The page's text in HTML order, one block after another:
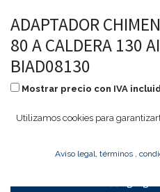
ADAPTADOR
80 A CALDERA 130
BIAD08130
Mostrar precio con IVA
42,92€ 20,60€
Utilizamos cookies para
Aviso legal, términos ,